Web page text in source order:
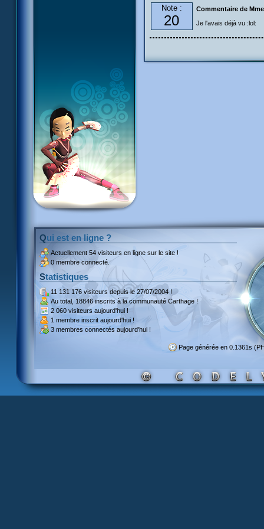
Note :
20
Commentaire de
Je l'avais déjà vu :lol:
Qui est en ligne ?
Actuellement 54 visiteurs en ligne sur le site !
0 membre connecté.
Statistiques
11 131 176 visiteursdepuis le 27/07/2004 !
Au total, 18846 inscritsà la communauté Carthage !
2 060 visiteurs aujourd'hui !
1 membre inscrit aujourd'hui !
3 membres connectés aujourd'hui !
Page générée en 0.1361s